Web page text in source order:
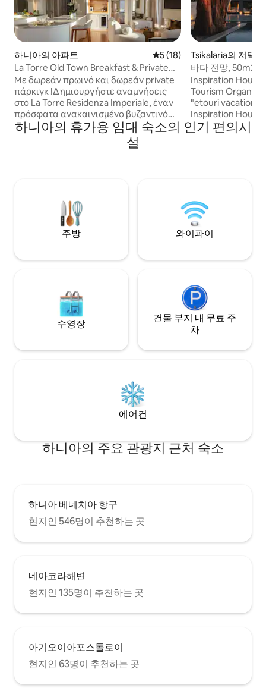
하니아의 아파트 평점 5점(5점 만점), 후기 18
5 (18)
La Torre Old Town Βreakfast & Private
Parking
Με δωρεάν πρωινό και δωρεάν private
πάρκιγκ !Δημιουργήστε αναμνήσεις
στο La Torre Residenza Imperiale, έναν
πρόσφατα ανακαινισμένο βυζαντινό
πύργο του 16ου αιώνα στο παλιό λιμάνι
των Χανίων. Αφεθείτε στη χλιδή αυτής
της εξαιρετικής οικίας, που κοσμείται
εκπληκτική θέα στα ενετικά τείχη και
τον εμβληματικό Φάρο.
Tsikalaria의 저택
바다 전망, 50m2
디자인 빌라
Inspiration House
Tourism
"etouri vacation
Inspiration House
가지고 있습니다.
빌라 부문에서 관
House) 에 오신 것
하니아의 휴가용 임대 숙소의 인기 편의시
설
주방 와이파이
수영장
건물 부지 내 무료 주
차
에어컨
하니아의 주요 관광지 근처 숙소
하니아 베네치아 항구
현지인 546명이 추천하는 곳
네아코라해변
현지인 135명이 추천하는 곳
아기오이아포스톨로이
현지인 63명이 추천하는 곳